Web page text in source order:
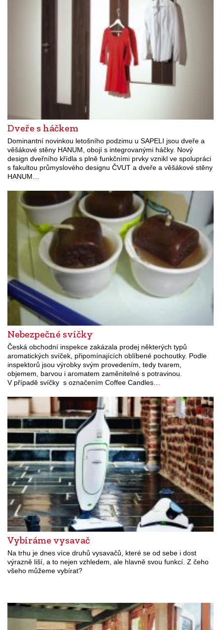
Dveře s háčkem
Dominantní novinkou letošního podzimu u SAPELI jsou dveře a
věšákové stěny HANUM, obojí s integrovanými háčky. Nový
design dveřního křídla s plně funkčními prvky vznikl ve spolupráci
s fakultou průmyslového designu ČVUT a dveře a věšákové stěny
HANUM…
Nebezpečné svíčky
Česká obchodní inspekce zakázala prodej některých typů
aromatických svíček, připomínajících oblíbené pochoutky. Podle
inspektorů jsou výrobky svým provedením, tedy tvarem,
objemem, barvou i aromatem zaměnitelné s potravinou.
V případě svíčky s označením Coffee Candles…
Vybíráme vysavač
Na trhu je dnes více druhů vysavačů, které se od sebe i dost
výrazně liší, a to nejen vzhledem, ale hlavně svou funkcí. Z čeho
všeho můžeme vybírat?